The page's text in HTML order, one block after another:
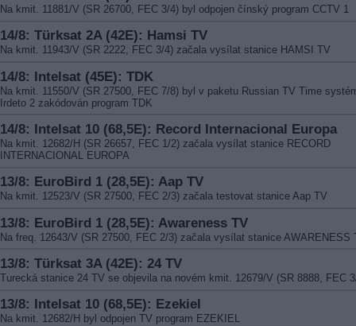
Na kmit. 11881/V (SR 26700, FEC 3/4) byl odpojen čínský program CCTV 1
14/8: Türksat 2A (42E): Hamsi TV
Na kmit. 11943/V (SR 2222, FEC 3/4) začala vysílat stanice HAMSI TV
14/8: Intelsat (45E): TDK
Na kmit. 11550/V (SR 27500, FEC 7/8) byl v paketu Russian TV Time
Irdeto 2 zakódován program TDK
14/8: Intelsat 10 (68,5E): Record Internacional Europa
Na kmit. 12682/H (SR 26657, FEC 1/2) začala vysílat stanice RECORD
INTERNACIONAL EUROPA
13/8: EuroBird 1 (28,5E): Aap TV
Na kmit. 12523/V (SR 27500, FEC 2/3) začala testovat stanice Aap TV
13/8: EuroBird 1 (28,5E): Awareness TV
Na freq. 12643/V (SR 27500, FEC 2/3) začala vysílat stanice AWARENESS
13/8: Türksat 3A (42E): 24 TV
Turecká stanice 24 TV se objevila na novém kmit. 12679/V (SR 8888, FEC
13/8: Intelsat 10 (68,5E): Ezekiel
Na kmit. 12682/H byl odpojen TV program EZEKIEL